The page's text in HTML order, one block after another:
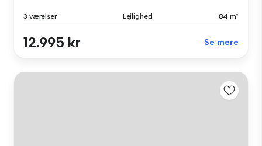
3 værelser Lejlighed 84 m²
12.995 kr Se mere